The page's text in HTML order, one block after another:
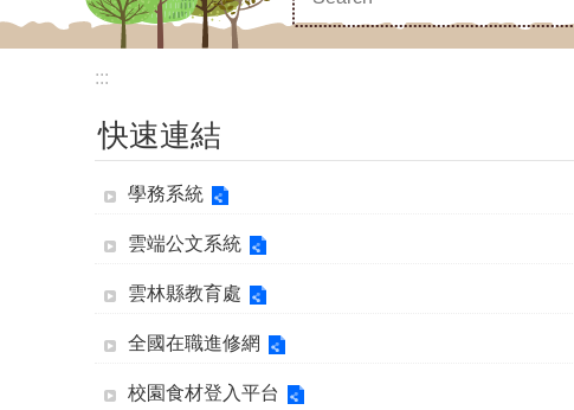
:::
快速連結
學務系統
雲端公文系統
雲林縣教育處
全國在職進修網
校園食材登入平台